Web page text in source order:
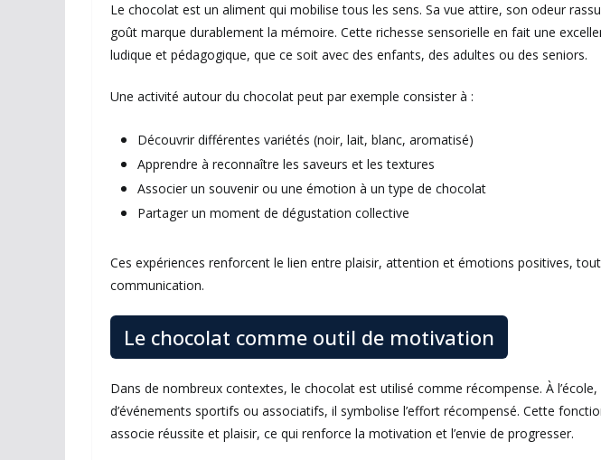
Le chocolat est un aliment qui mobilise tous les sens. Sa vue attire, son odeur
goût marque durablement la mémoire. Cette richesse sensorielle en fait une
ludique et pédagogique, que ce soit avec des enfants, des adultes ou des seniors.
Une activité autour du chocolat peut par exemple consister à :
Découvrir différentes variétés (noir, lait, blanc, aromatisé)
Apprendre à reconnaître les saveurs et les textures
Associer un souvenir ou une émotion à un type de chocolat
Partager un moment de dégustation collective
Ces expériences renforcent le lien entre plaisir, attention et émotions positives,
communication.
Le chocolat comme outil de motivation
Dans de nombreux contextes, le chocolat est utilisé comme récompense. À
d’événements sportifs ou associatifs, il symbolise l’effort récompensé. Cette
associe réussite et plaisir, ce qui renforce la motivation et l’envie de progresser.